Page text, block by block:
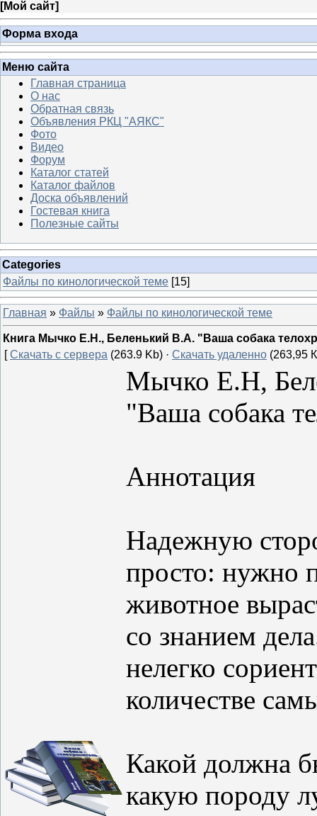
[Мой сайт]
Форма входа
Меню сайта
Главная страница
О нас
Обратная связь
Объявления РКЦ "АЯКС"
Фото
Видео
Форум
Каталог статей
Каталог файлов
Доска объявлений
Гостевая книга
Полезные сайты
Categories
Файлы по кинологической теме [15]
Главная » Файлы » Файлы по кинологической теме
Книга Мычко Е.Н., Беленький В.А. "Ваша собака
[Скачать с сервера (263.9 Kb) · Скачать удаленно (263,95
Мычко Е.Н,
"Ваша собака
Аннотация
Надежную
просто: нужно
животное
со знанием
нелегко
количестве
Какой должна
какую породу